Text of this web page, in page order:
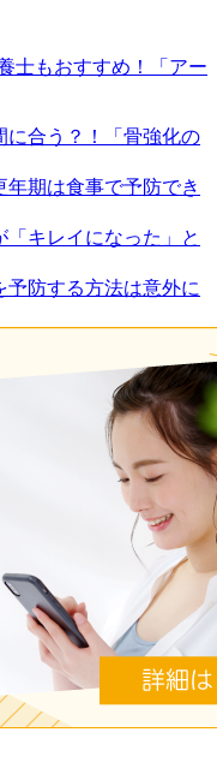
士もおすすめ！「アー
に合う？！「骨強化の
年期は食事で予防でき
キレイになった」と
予防する方法は意外に